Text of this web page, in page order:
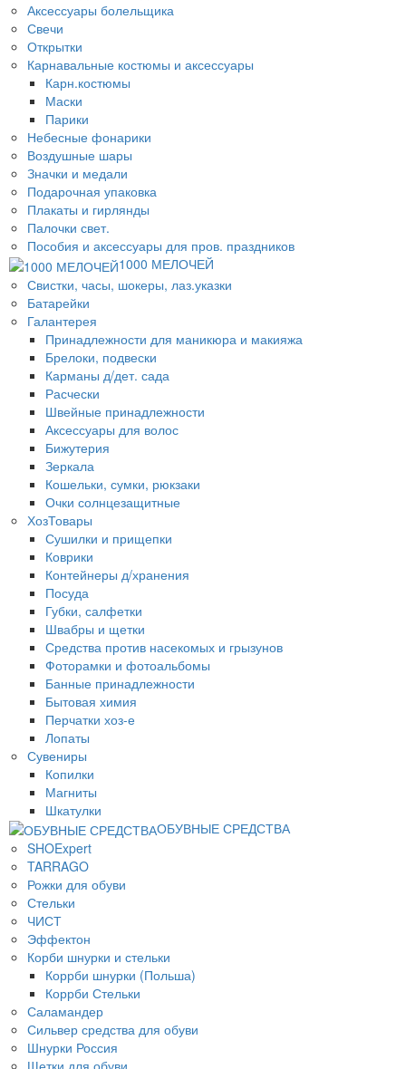
Аксессуары болельщика
Свечи
Открытки
Карнавальные костюмы и аксессуары
Карн.костюмы
Маски
Парики
Небесные фонарики
Воздушные шары
Значки и медали
Подарочная упаковка
Плакаты и гирлянды
Палочки свет.
Пособия и аксессуары для пров. праздников
1000 МЕЛОЧЕЙ
Свистки, часы, шокеры, лаз.указки
Батарейки
Галантерея
Принадлежности для маникюра и макияжа
Брелоки, подвески
Карманы д/дет. сада
Расчески
Швейные принадлежности
Аксессуары для волос
Бижутерия
Зеркала
Кошельки, сумки, рюкзаки
Очки солнцезащитные
ХозТовары
Сушилки и прищепки
Коврики
Контейнеры д/хранения
Посуда
Губки, салфетки
Швабры и щетки
Средства против насекомых и грызунов
Фоторамки и фотоальбомы
Банные принадлежности
Бытовая химия
Перчатки хоз-е
Лопаты
Сувениры
Копилки
Магниты
Шкатулки
ОБУВНЫЕ СРЕДСТВА
SHOExpert
TARRAGO
Рожки для обуви
Стельки
ЧИСТ
Эффектон
Корби шнурки и стельки
Коррби шнурки (Польша)
Коррби Стельки
Саламандер
Сильвер средства для обуви
Шнурки Россия
Щетки для обуви